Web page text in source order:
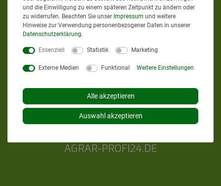
Google Bewertungen
Informationen zur Echtheit
von Kundenbewertungen
AGRAR-PROFI24.DE
und die Einwilligung zu einem späteren Zeitpunkt zu ändern oder
zu widerrufen. Beachten Sie unser Impressum und weitere
Hinweise zur Verwendung personenbezogener Daten in unserer
Daten­schutz­erklärung.
Essenziell Statistik Marketing
Externe Medien Funktional Weitere Einstellungen
Alle akzeptieren
Auswahl akzeptieren